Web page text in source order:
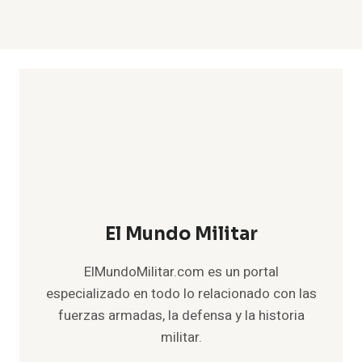
El Mundo Militar
ElMundoMilitar.com es un portal
especializado en todo lo relacionado con las
fuerzas armadas, la defensa y la historia
militar.